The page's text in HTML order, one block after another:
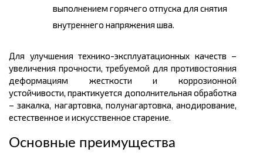
выполнением горячего отпуска для снятия
внутреннего напряжения шва.
Для улучшения технико-эксплуатационных качеств –
увеличения прочности, требуемой для противостояния
деформациям жесткости и коррозионной
устойчивости, практикуется дополнительная обработка
– закалка, нагартовка, полунагартовка, анодирование,
естественное и искусственное старение.
Основные преимущества